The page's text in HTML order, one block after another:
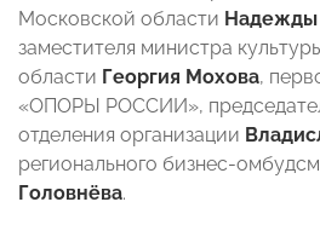
Московской области Надежды
заместителя министра
области Георгия Мохова,
«ОПОРЫ РОССИИ»,
отделения организации
регионального бизнес-
Головнёва.